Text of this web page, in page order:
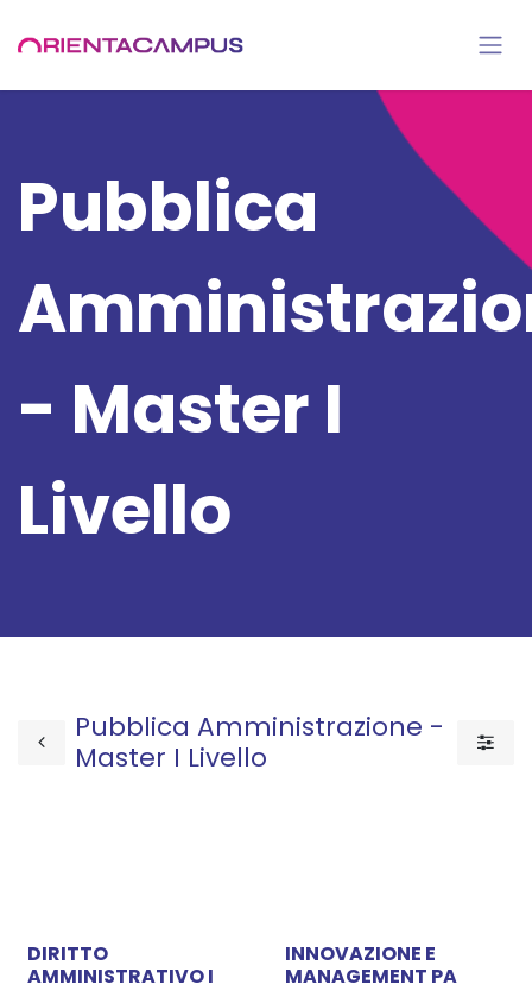
Pubblica
- Master I
Livello
Pubblica Amministrazione -
Master I Livello
DIRITTO
AMMINISTRATIVO I
INNOVAZIONE E
MANAGEMENT PA